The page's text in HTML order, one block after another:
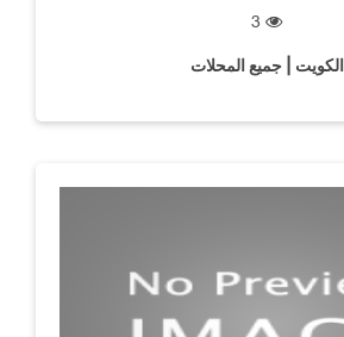
الكويت | جميع المحلات